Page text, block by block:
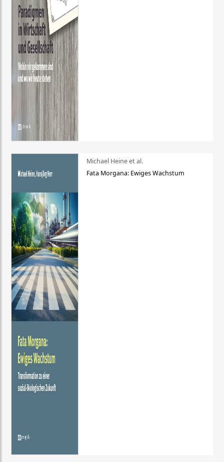
Michael Heine et al.
Fata Morgana: Ewiges Wachstum